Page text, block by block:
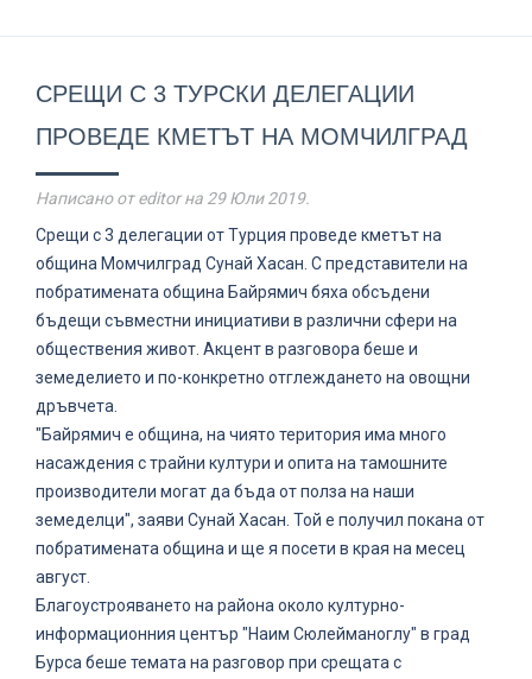
СРЕЩИ С 3 ТУРСКИ ДЕЛЕГАЦИИ
ПРОВЕДЕ КМЕТЪТ НА МОМЧИЛГРАД
Написано от editor на 29 Юли 2019.
Срещи с 3 делегации от Турция проведе кметът на
община Момчилград Сунай Хасан. С представители на
побратимената община Байрямич бяха обсъдени
бъдещи съвместни инициативи в различни сфери на
обществения живот. Акцент в разговора беше и
земеделието и по-конкретно отглеждането на овощни
дръвчета.
"Байрямич е община, на чиято територия има много
насаждения с трайни култури и опита на тамошните
производители могат да бъда от полза на наши
земеделци", заяви Сунай Хасан. Той е получил покана от
побратимената община и ще я посети в края на месец
август.
Благоустрояването на района около културно-
информационния център "Наим Сюлейманоглу" в град
Бурса беше темата на разговор при срещата с